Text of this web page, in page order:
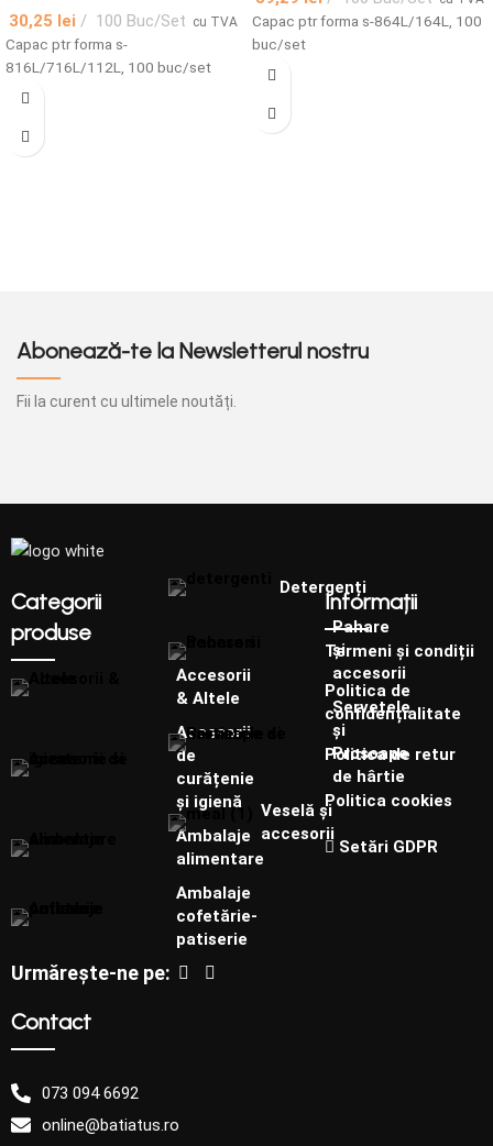
30,25 lei 100 Buc/Set cu TVA
Capac ptr forma s-
816L/716L/112L, 100 buc/set
Capac ptr forma s-864L/164L, 100
buc/set
Abonează-te la Newsletterul nostru
Fii la curent cu ultimele noutăți.
Categorii
produse
Accesorii
& Altele
Accesorii
de
curățenie
și igienă
Ambalaje
alimentare
Ambalaje
cofetărie-
patiserie
Detergenți
Pahare
și
accesorii
Șervețele
și
Prosoape
de hârtie
Veselă și
accesorii
Informații
Termeni și condiții
Politica de
confidențialitate
Politica de retur
Politica cookies
Setări GDPR
Urmărește-ne pe:
Contact
073 094 6692
online@batiatus.ro